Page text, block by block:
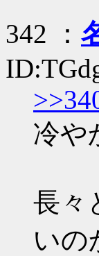
342 ：
冷や
長々
いの